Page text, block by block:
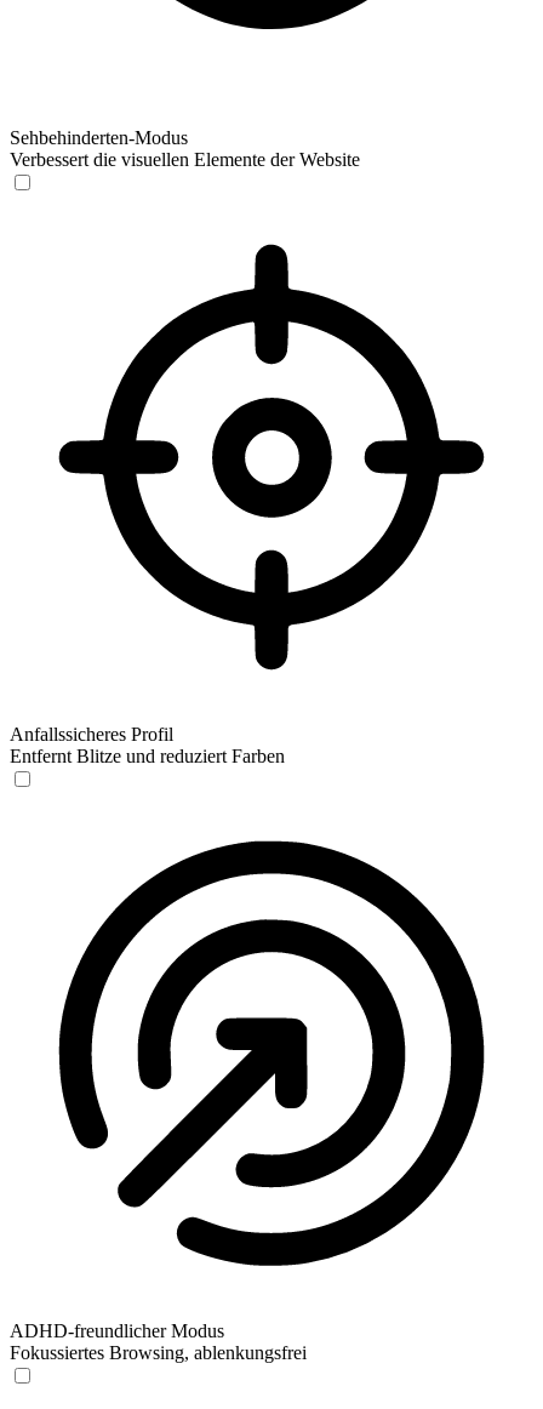
Sehbehinderten-Modus
Verbessert die visuellen Elemente der Website
Anfallssicheres Profil
Entfernt Blitze und reduziert Farben
ADHD-freundlicher Modus
Fokussiertes Browsing, ablenkungsfrei